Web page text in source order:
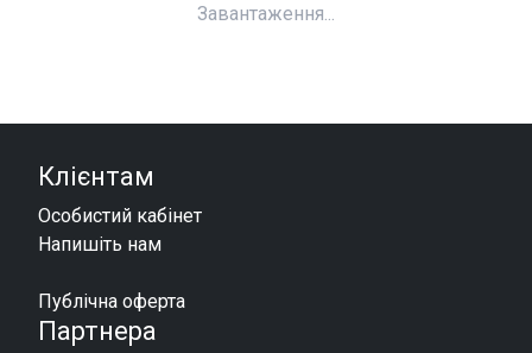
Завантаження...
Клієнтам
Особистий кабінет
Напишіть нам
Публічна оферта
Партнера